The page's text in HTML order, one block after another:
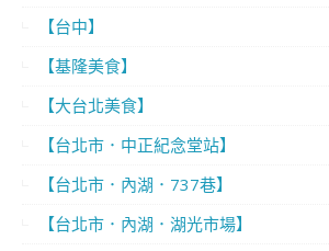
【台中】
【基隆美食】
【大台北美食】
【台北市．中正紀念堂站】
【台北市．內湖．737巷】
【台北市．內湖．湖光市場】